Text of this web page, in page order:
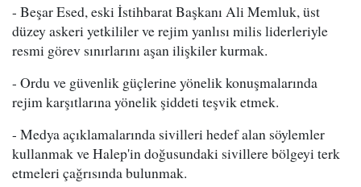
- Beşar Esed, eski İstihbarat Başkanı Ali Memluk, üst
düzey askeri yetkililer ve rejim yanlısı milis liderleriyle
resmi görev sınırlarını aşan ilişkiler kurmak.
- Ordu ve güvenlik güçlerine yönelik konuşmalarında
rejim karşıtlarına yönelik şiddeti teşvik etmek.
- Medya açıklamalarında sivilleri hedef alan söylemler
kullanmak ve Halep'in doğusundaki sivillere bölgeyi terk
etmeleri çağrısında bulunmak.